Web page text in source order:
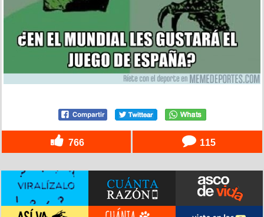
766 115